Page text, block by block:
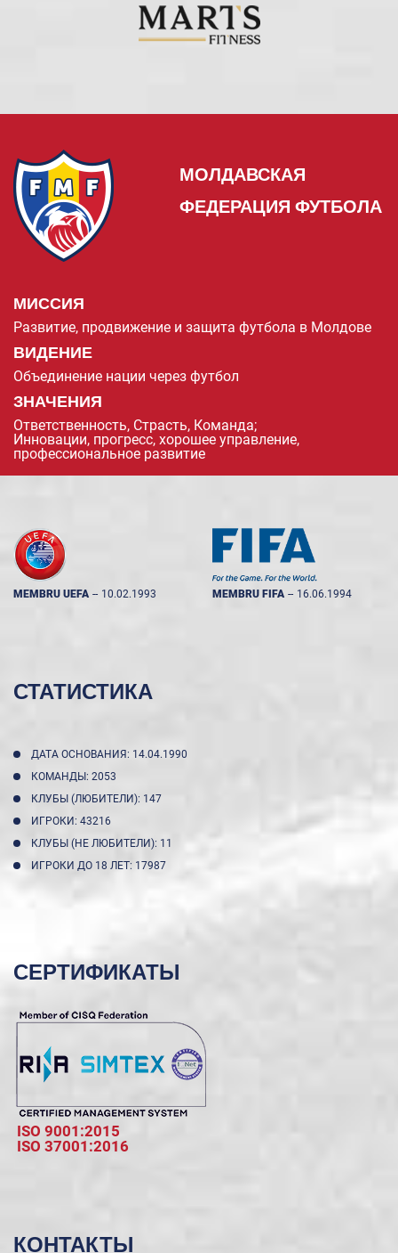
МОЛДАВСКАЯ
ФЕДЕРАЦИЯ ФУТБОЛА
МИССИЯ
Развитие, продвижение и защита футбола в Молдове
ВИДЕНИЕ
Объединение нации через футбол
ЗНАЧЕНИЯ
Ответственность, Страсть, Команда;
Инновации, прогресс, хорошее управление,
профессиональное развитие
MEMBRU UEFA -- 10.02.1993 MEMBRU FIFA -- 16.06.1994
СТАТИСТИКА
ДАТА ОСНОВАНИЯ: 14.04.1990
КОМАНДЫ: 2053
КЛУБЫ (ЛЮБИТЕЛИ): 147
ИГРОКИ: 43216
КЛУБЫ (НЕ ЛЮБИТЕЛИ): 11
ИГРОКИ ДО 18 ЛЕТ: 17987
СЕРТИФИКАТЫ
ISO 9001:2015
ISO 37001:2016
КОНТАКТЫ